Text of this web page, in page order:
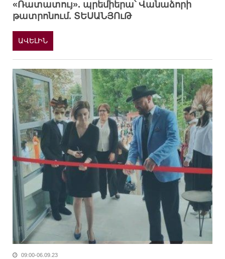
«Ռատատույ». պրեմիերա՝ Վանաձորի
թատրոնում. ՏԵՍԱՆՅՈւԹ
ԱՎԵԼԻՆ
09:00-06.09.23